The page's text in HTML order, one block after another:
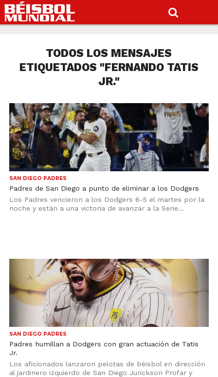
TODOS LOS MENSAJES
ETIQUETADOS "FERNANDO TATIS
JR."
SAN DIEGO PADRES
Padres de San Diego a punto de eliminar a los Dodgers
Los Padres vencieron a los Dodgers 6-5 el martes por la
noche y están a una victoria de avanzar a la Serie...
SAN DIEGO PADRES
Padres humillan a Dodgers con gran actuación de Tatis
Jr.
Los aficionados lanzaron pelotas de béisbol en dirección
al jardinero izquierdo de San Diego Jurickson Profar y